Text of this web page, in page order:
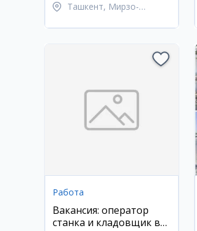
Ташкент, Мирзо-
Работа
Вакансия: оператор
станка и кладовщик в